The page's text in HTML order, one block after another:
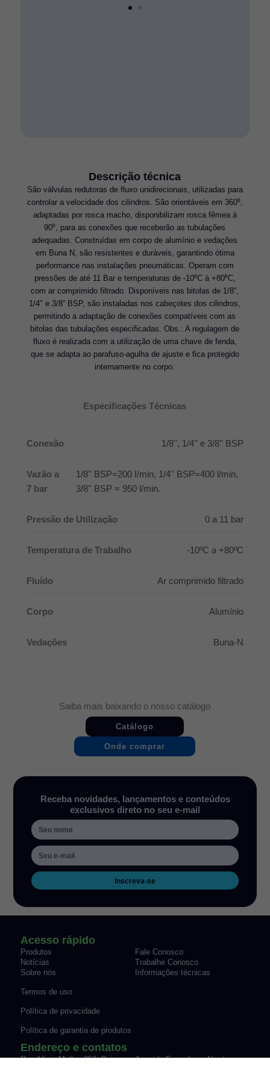
Descrição técnica
São válvulas redutoras de fluxo unidirecionais, utilizadas para
controlar a velocidade dos cilindros. São orientáveis em 360⁰,
adaptadas por rosca macho, disponibilizam rosca fêmea à
90⁰, para as conexões que receberão as tubulações
adequadas. Construídas em corpo de alumínio e vedações
em Buna N, são resistentes e duráveis, garantindo ótima
performance nas instalações pneumáticas. Operam com
pressões de até 11 Bar e temperaturas de -10⁰C à +80⁰C,
com ar comprimido filtrado. Disponíveis nas bitolas de 1/8”,
1/4″ e 3/8” BSP, são instaladas nos cabeçotes dos cilindros,
permitindo a adaptação de conexões compatíveis com as
bitolas das tubulações especificadas. Obs.: A regulagem de
fluxo é realizada com a utilização de uma chave de fenda,
que se adapta ao parafuso-agulha de ajuste e fica protegido
internamente no corpo.
Especificações Técnicas
Conexão 1/8'', 1/4'' e 3/8'' BSP
Vazão a
7 bar
1/8'' BSP=200 I/min, 1/4'' BSP=400 l/min,
3/8'' BSP = 950 l/min.
Pressão de Utilização 0 a 11 bar
Temperatura de Trabalho -10ºC a +80ºC
Fluído Ar comprimido filtrado
Corpo Alumínio
Vedações Buna-N
Saiba mais baixando o nosso catálogo
Catálogo
Onde comprar
Receba novidades, lançamentos e conteúdos
exclusivos direto no seu e-mail
Inscreva-se
Acesso rápido
Produtos
Fale Conosco
Notícias
Trabalhe Conosco
Sobre nós
Informações técnicas
Termos de uso
Política de privacidade
Política de garantia de produtos
Endereço e contatos
Rua Alícia Muller, 259, Bairro
Avenida Engenheiro Newton